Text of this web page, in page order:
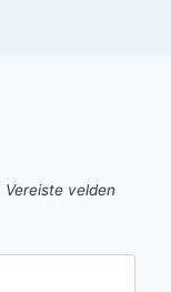
Vereiste velden